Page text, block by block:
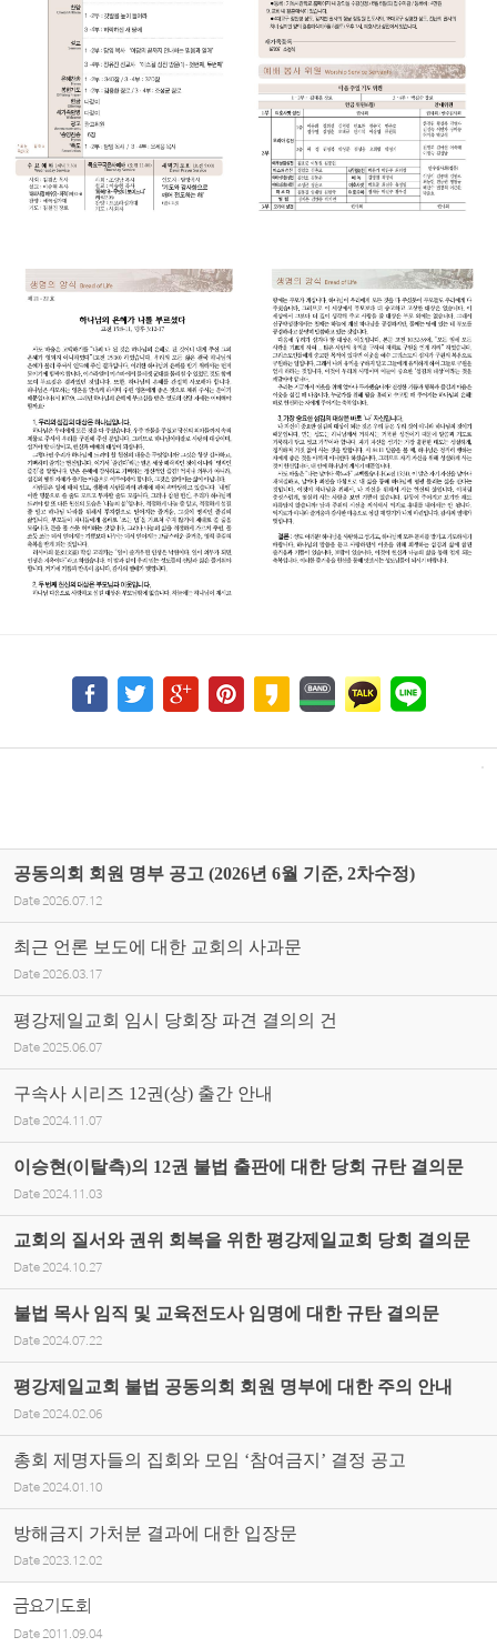
공동의회 회원 명부 공고 (2026년 6월 기준, 2차수정)
Date 2026.07.12
최근 언론 보도에 대한 교회의 사과문
Date 2026.03.17
평강제일교회 임시 당회장 파견 결의의 건
Date 2025.06.07
구속사 시리즈 12권(상) 출간 안내
Date 2024.11.07
이승현(이탈측)의 12권 불법 출판에 대한 당회 규탄 결의문
Date 2024.11.03
교회의 질서와 권위 회복을 위한 평강제일교회 당회 결의문
Date 2024.10.27
불법 목사 임직 및 교육전도사 임명에 대한 규탄 결의문
Date 2024.07.22
평강제일교회 불법 공동의회 회원 명부에 대한 주의 안내
Date 2024.02.06
총회 제명자들의 집회와 모임 ‘참여금지’ 결정 공고
Date 2024.01.10
방해금지 가처분 결과에 대한 입장문
Date 2023.12.02
금요기도회
Date2011.09.04